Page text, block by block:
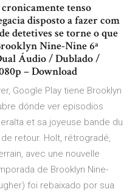
tenso
disposto a fazer com
detetives se torne o que
Nine-Nine 6ª
Áudio / Dublado /
– Download
Google Play tiene Brooklyn
dónde ver episodios
et sa joyeuse bande du
retour. Holt, rétrogradé,
avec une nouvelle
de Brooklyn Nine-
foi rebaixado por sua